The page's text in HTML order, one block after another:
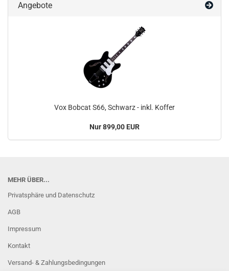
Angebote
Vox Bobcat S66, Schwarz - inkl. Koffer
Nur 899,00 EUR
MEHR ÜBER...
Privatsphäre und Datenschutz
AGB
Impressum
Kontakt
Versand- & Zahlungsbedingungen